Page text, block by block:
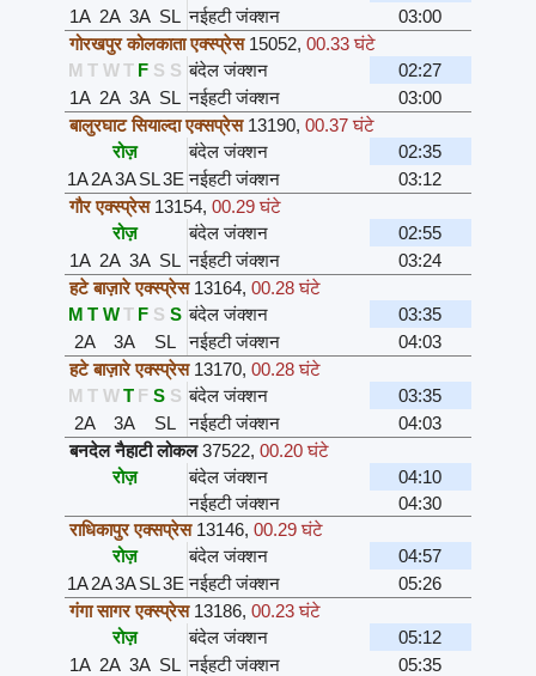
1A 2A 3A SL नईहटी जंक्शन
03:00
गोरखपुर कोलकाता एक्स्प्रेस 15052, 00.33 घंटे
M T W T F S S बंदेल जंक्शन
02:27
1A 2A 3A SL नईहटी जंक्शन
03:00
बालुरघाट सियाल्दा एक्सप्रेस 13190, 00.37 घंटे
रोज़
बंदेल जंक्शन
02:35
1A2A3ASL3E नईहटी जंक्शन
03:12
गौर एक्स्प्रेस 13154, 00.29 घंटे
रोज़
बंदेल जंक्शन
02:55
1A 2A 3A SL नईहटी जंक्शन
03:24
हटे बाज़ारे एक्स्प्रेस 13164, 00.28 घंटे
M T W T F S S बंदेल जंक्शन
03:35
2A
3A SL नईहटी जंक्शन
04:03
हटे बाज़ारे एक्स्प्रेस 13170, 00.28 घंटे
M T W T F S S बंदेल जंक्शन
03:35
2A
3A SL नईहटी जंक्शन
04:03
बनदेल नैहाटी लोकल 37522, 00.20 घंटे
रोज़
बंदेल जंक्शन
04:10
नईहटी जंक्शन
04:30
राधिकापुर एक्सप्रेस 13146, 00.29 घंटे
रोज़
बंदेल जंक्शन
04:57
1A2A3ASL3E नईहटी जंक्शन
05:26
गंगा सागर एक्स्प्रेस 13186, 00.23 घंटे
रोज़
बंदेल जंक्शन
05:12
1A 2A 3A SL नईहटी जंक्शन
05:35